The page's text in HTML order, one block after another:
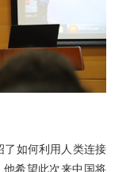
了如何利用人类连接
希望此次来中国将